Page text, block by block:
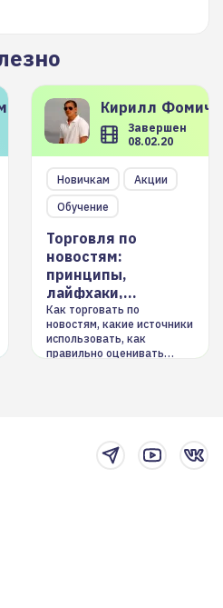
Кирилл
Завершен
08.02.20
Новичкам
Акции
Обучение
Торговля по
новостям:
принципы,
лайфхаки,
инструменты
Как торговать по
новостям, какие источники
использовать, как
правильно оценивать